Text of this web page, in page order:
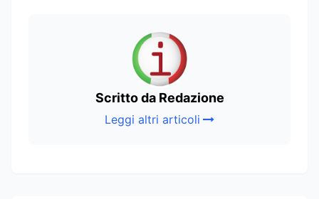
Scritto da Redazione
Leggi altri articoli